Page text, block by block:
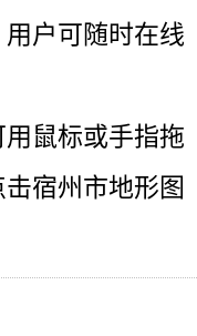
户可随时在线
鼠标或手指拖
宿州市地形图